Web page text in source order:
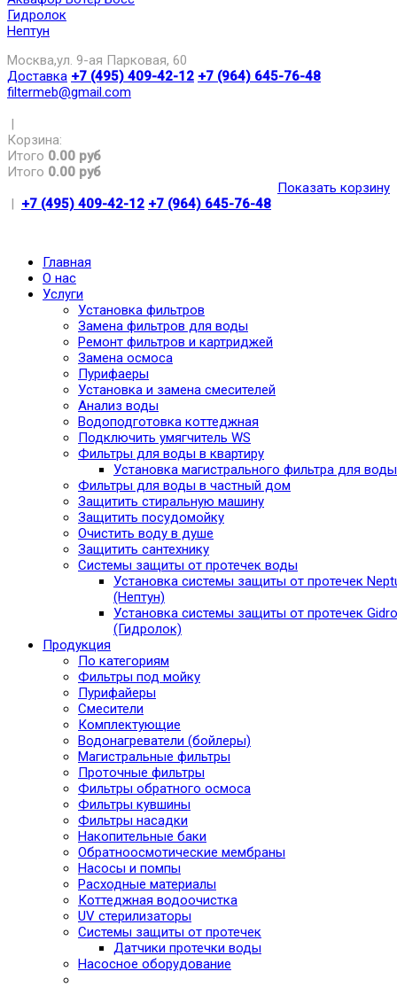
Гидролок
Нептун
Москва,ул. 9-ая Парковая, 60
Доставка +7 (495) 409-42-12 +7 (964) 645-76-48
filtermeb@gmail.com
|
Корзина:
Итого 0.00 руб
Итого 0.00 руб
Показать корзину
| +7 (495) 409-42-12 +7 (964) 645-76-48
Главная
О нас
Услуги
Установка фильтров
Замена фильтров для воды
Ремонт фильтров и картриджей
Замена осмоса
Пурифаеры
Установка и замена смесителей
Анализ воды
Водоподготовка коттеджная
Подключить умягчитель WS
Фильтры для воды в квартиру
Установка магистрального фильтра для воды
Фильтры для воды в частный дом
Защитить стиральную машину
Защитить посудомойку
Очистить воду в душе
Защитить сантехнику
Системы защиты от протечек воды
Установка системы защиты от протечек
(Нептун)
Установка системы защиты от протечек
(Гидролок)
Продукция
По категориям
Фильтры под мойку
Пурифайеры
Смесители
Комплектующие
Водонагреватели (бойлеры)
Магистральные фильтры
Проточные фильтры
Фильтры обратного осмоса
Фильтры кувшины
Фильтры насадки
Накопительные баки
Обратноосмотические мембраны
Насосы и помпы
Расходные материалы
Коттеджная водоочистка
UV стерилизаторы
Системы защиты от протечек
Датчики протечки воды
Насосное оборудование